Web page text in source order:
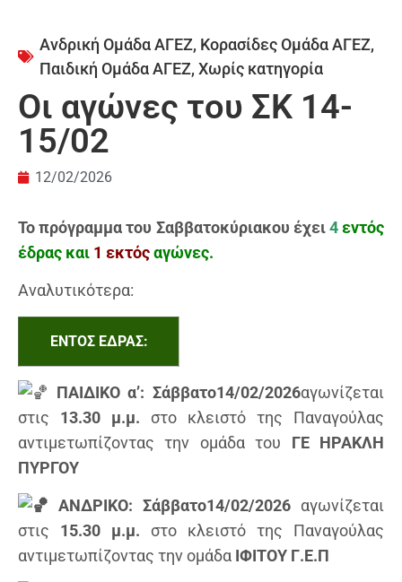
Ανδρική Ομάδα ΑΓΕΖ, Κορασίδες Ομάδα ΑΓΕΖ,
Παιδική Ομάδα ΑΓΕΖ, Χωρίς κατηγορία
Οι αγώνες του ΣΚ 14-
15/02
12/02/2026
Το πρόγραμμα του Σαββατοκύριακου έχει4εντός
έδρας και 1 εκτόςαγώνες.
Αναλυτικότερα:
ΕΝΤΟΣ ΕΔΡΑΣ:
ΠΑΙΔΙΚΟ α’: Σάββατο14/02/2026αγωνίζεται
στις 13.30 μ.μ. στο κλειστό της Παναγούλας
αντιμετωπίζοντας την ομάδα του ΓΕ ΗΡΑΚΛΗ
ΠΥΡΓΟΥ
ΑΝΔΡΙΚΟ: Σάββατο14/02/2026 αγωνίζεται
στις 15.30 μ.μ. στο κλειστό της Παναγούλας
αντιμετωπίζοντας την ομάδα ΙΦΙΤΟY Γ.Ε.Π